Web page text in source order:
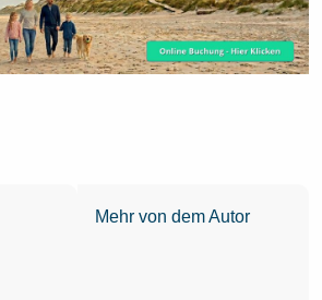
Mehr von dem Autor